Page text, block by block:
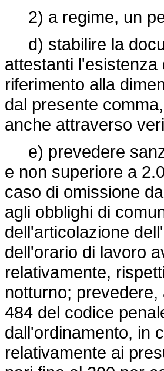
2) a regime, un
d) stabilire la
attestanti
riferimento alla
dal presente
anche attraverso
e) prevedere
e non superiore a
caso di omissione
agli obblighi di
dell'articolazione
dell'orario di lavoro
relativamente,
notturno;
484 del codice
dall'ordinamento, in
relativamente ai